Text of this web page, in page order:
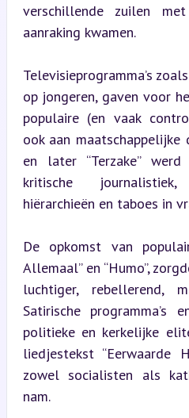
verschillende zuilen
aanraking kwamen.
Televisieprogramma’s
op jongeren, gaven voor
populaire (en vaak
ook aan maatschappelijke
en later “Terzake”
kritische
hiërarchieën en taboes in
De opkomst van
Allemaal” en “Humo”,
luchtiger, rebellerend,
Satirische programma’s
politieke en kerkelijke
liedjestekst “Eerwaarde
zowel socialisten als
nam.